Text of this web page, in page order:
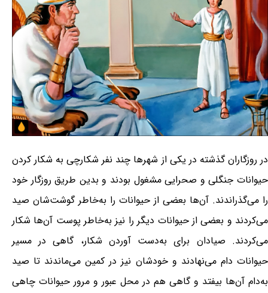
در روزگاران گذشته در یکی از شهرها چند نفر شکارچی به شکار کردن
حیوانات جنگلی و صحرایی مشغول بودند و بدین طریق روزگار خود
را می‌گذراندند. آن‌ها بعضی از حیوانات را به‌خاطر گوشت‌شان صید
می‌کردند و بعضی از حیوانات دیگر را نیز به‌خاطر پوست آن‌ها شکار
می‌کردند. صیادان برای به‌دست آوردن شکار، گاهی در مسیر
حیوانات دام می‌نهادند و خودشان نیز در کمین می‌ماندند تا صید
به‌دام آن‌ها بیفتد و گاهی هم در محل عبور و مرور حیوانات چاهی